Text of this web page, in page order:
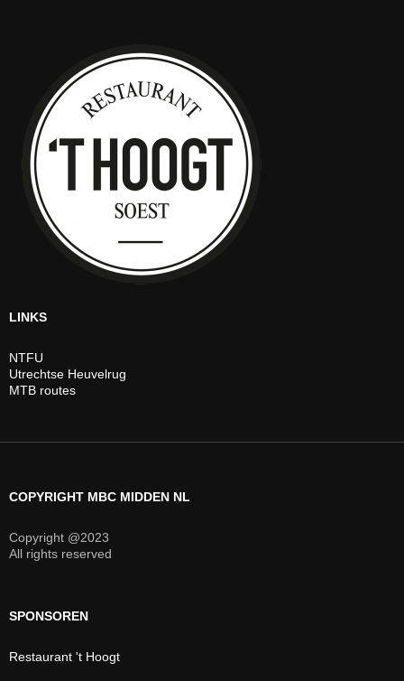
LINKS
NTFU
Utrechtse Heuvelrug
MTB routes
COPYRIGHT MBC MIDDEN NL
Copyright @2023
All rights reserved
SPONSOREN
Restaurant 't Hoogt